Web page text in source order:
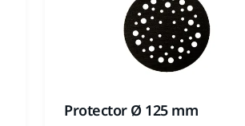
Protector Ø 125 mm